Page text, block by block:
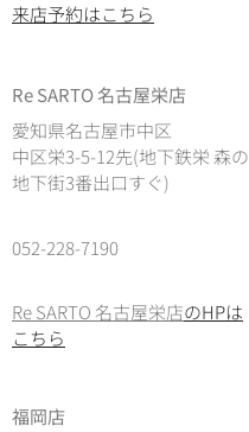
来店予約はこちら
Re SARTO 名古屋栄店
愛知県名古屋市中区
中区栄3-5-12先(地下鉄栄 森の
地下街3番出口すぐ)
052-228-7190
Re SARTO 名古屋栄店のHPは
こちら
福岡店